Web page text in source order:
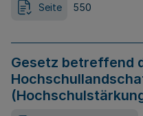
Seite 550
Gesetz betreffend